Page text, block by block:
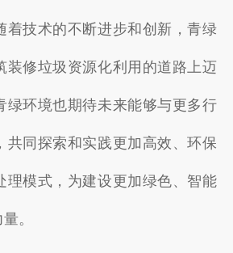
着技术的不断进步和创新，青绿
装修垃圾资源化利用的道路上迈
绿环境也期待未来能够与更多行
共同探索和实践更加高效、环保
理模式，为建设更加绿色、智能
。